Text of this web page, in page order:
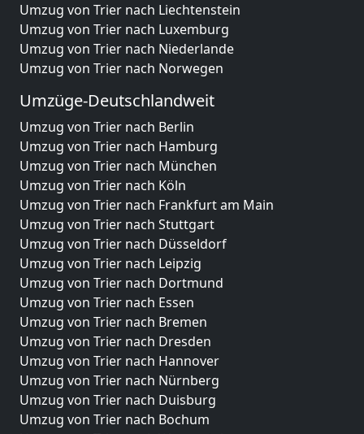
Umzug von Trier nach Liechtenstein
Umzug von Trier nach Luxemburg
Umzug von Trier nach Niederlande
Umzug von Trier nach Norwegen
Umzüge-Deutschlandweit
Umzug von Trier nach Berlin
Umzug von Trier nach Hamburg
Umzug von Trier nach München
Umzug von Trier nach Köln
Umzug von Trier nach Frankfurt am Main
Umzug von Trier nach Stuttgart
Umzug von Trier nach Düsseldorf
Umzug von Trier nach Leipzig
Umzug von Trier nach Dortmund
Umzug von Trier nach Essen
Umzug von Trier nach Bremen
Umzug von Trier nach Dresden
Umzug von Trier nach Hannover
Umzug von Trier nach Nürnberg
Umzug von Trier nach Duisburg
Umzug von Trier nach Bochum